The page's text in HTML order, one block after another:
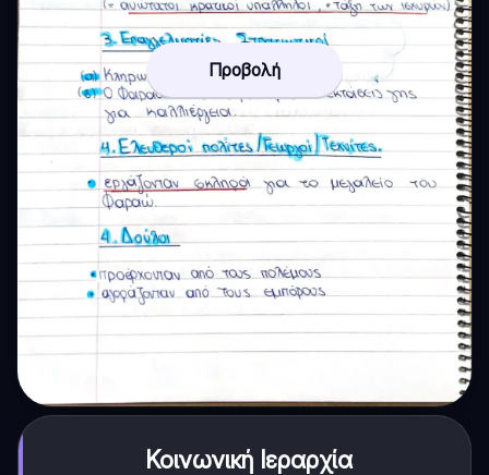
Προβολή
Κοινωνική Ιεραρχία